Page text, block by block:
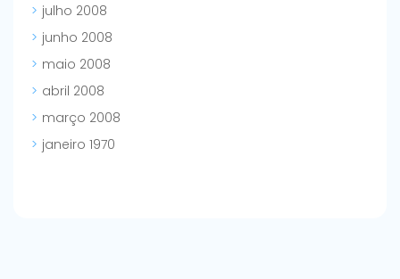
julho 2008
junho 2008
maio 2008
abril 2008
março 2008
janeiro 1970